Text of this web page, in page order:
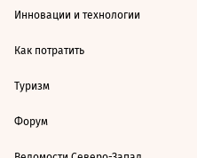
Инновации и технологии
Как потратить
Туризм
Форум